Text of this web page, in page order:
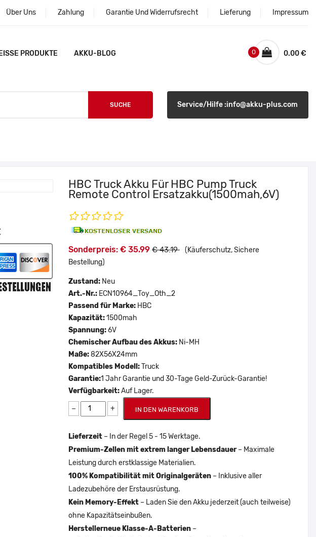
Über Uns Zahlung Garantie Und Widerrufsrecht Lieferung Impressum
PRODUKTE AKKU-BLOG 0.00 €
0
SUCHE Service/Hilfe :info@akku-plus.com
HBC Truck Akku Für HBC Pump Truck
Remote Control Ersatzakku(1500mah,6V)
Sonderpreis: € 35.99 € 43.19 (Käuferschutz, Sichere
Bestellung)
Zustand: Neu
Art.-Nr.: ECN10964_Toy_Oth_2
Passend für Marke: HBC
Kapazität:1500mah
Spannung:6V
Chemischer Aufbau des Akkus: Ni-MH
Maße:82X56X24mm
Kompatibles Modell:Truck
Garantie:1 Jahr Garantie und 30-Tage Geld-Zurück-Garantie!
Verfügbarkeit:Auf Lager.
− + IN DEN WARENKORB
Lieferzeit – In der Regel 5 - 15 Werktage.
Premium-Zellen mit extrem langer Lebensdauer– Maximale
Leistung durch erstklassige Materialien.
100% Kompatibilität mit Originalgeräten – Inklusive aller
Ladezubehöre der Erstausrüstung.
Kein Memory-Effekt – Laden Sie den Akku jederzeit (auch teilweise)
ohne Kapazitätseinbußen.
Herstellerneue Klasse-A-Batterien –